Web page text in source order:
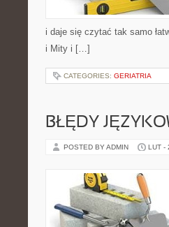
i daje się czytać tak samo
i Mity i […]
CATEGORIES: GERIATRIA
BŁĘDY
POSTED BY ADMIN LUT -